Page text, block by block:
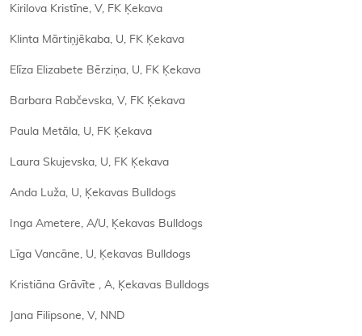
Kirilova Kristīne, V, FK Ķekava
Klinta Mārtiņjēkaba, U, FK Ķekava
Elīza Elizabete Bērziņa, U, FK Ķekava
Barbara Rabčevska, V, FK Ķekava
Paula Metāla, U, FK Ķekava
Laura Skujevska, U, FK Ķekava
Anda Luža, U, Ķekavas Bulldogs
Inga Ametere, A/U, Ķekavas Bulldogs
Līga Vancāne, U, Ķekavas Bulldogs
Kristiāna Grāvīte , A, Ķekavas Bulldogs
Jana Filipsone, V, NND